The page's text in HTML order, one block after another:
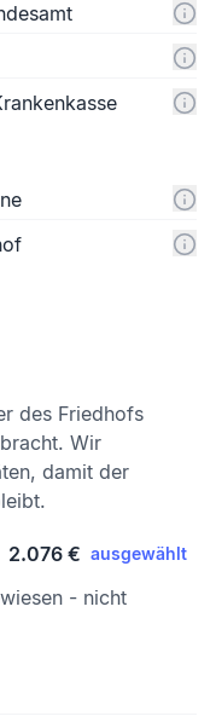
des Friedhofs
Wir
damit der
2.076 € ausgewählt
- nicht